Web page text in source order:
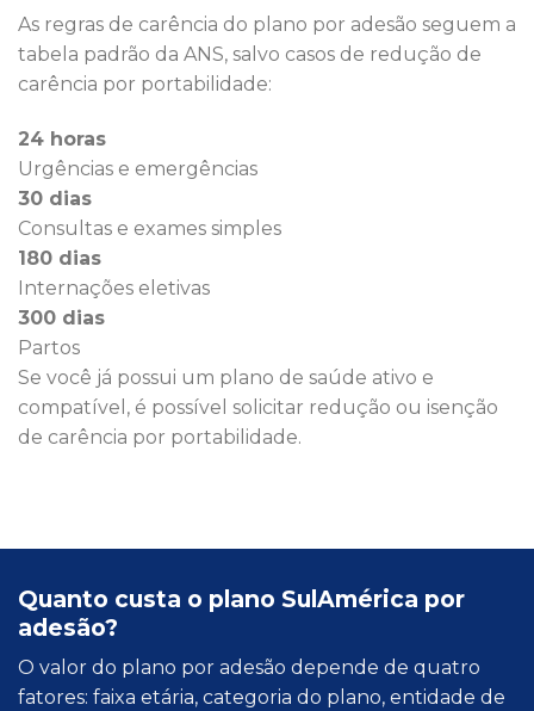
As regras de carência do plano por adesão seguem a
tabela padrão da ANS, salvo casos de redução de
carência por portabilidade:
24 horas
Urgências e emergências
30 dias
Consultas e exames simples
180 dias
Internações eletivas
300 dias
Partos
Se você já possui um plano de saúde ativo e
compatível, é possível solicitar redução ou isenção
de carência por portabilidade.
Quanto custa o plano SulAmérica por
adesão?
O valor do plano por adesão depende de quatro
fatores: faixa etária, categoria do plano, entidade de